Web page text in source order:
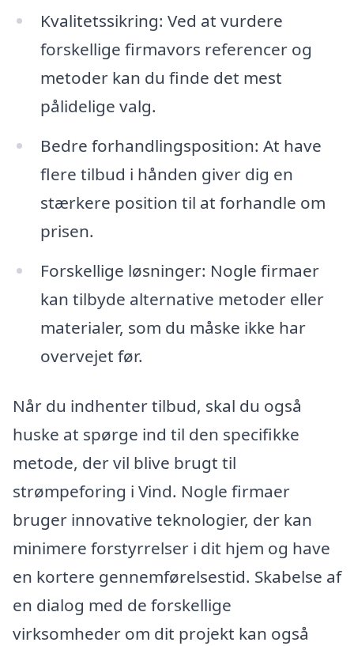
Kvalitetssikring: Ved at vurdere
forskellige firmavors referencer og
metoder kan du finde det mest
pålidelige valg.
Bedre forhandlingsposition: At have
flere tilbud i hånden giver dig en
stærkere position til at forhandle om
prisen.
Forskellige løsninger: Nogle firmaer
kan tilbyde alternative metoder eller
materialer, som du måske ikke har
overvejet før.
Når du indhenter tilbud, skal du også
huske at spørge ind til den specifikke
metode, der vil blive brugt til
strømpeforing i Vind. Nogle firmaer
bruger innovative teknologier, der kan
minimere forstyrrelser i dit hjem og have
en kortere gennemførelsestid. Skabelse af
en dialog med de forskellige
virksomheder om dit projekt kan også